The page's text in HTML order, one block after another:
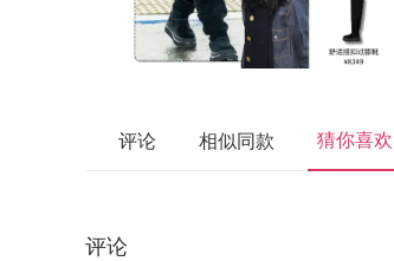
评论 相似同款 猜你喜欢
评论